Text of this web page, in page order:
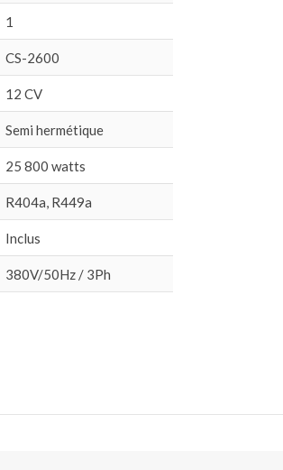
1
CS-2600
12 CV
Semi hermétique
25 800 watts
R404a, R449a
Inclus
380V/50Hz / 3Ph